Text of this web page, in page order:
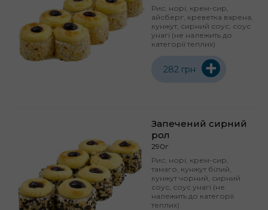
Рис, норі, крем-сир,
айсберг, креветка варена,
кунжут, сирний соус, соус
унагі (не належить до
категорії теплих)
282 грн +
Запечений сирний
рол
290г
Рис, норі, крем-сир,
тамаго, кунжут білий,
кунжут чорний, сирний
соус, соус унагі (не
належить до категорії
теплих)